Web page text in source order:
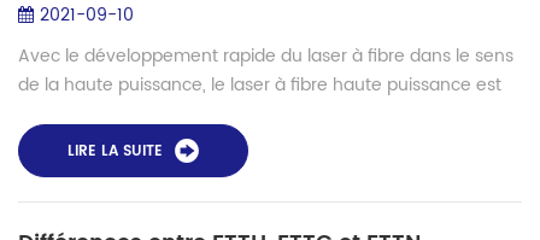
2021-09-10
Avec le développement rapide du laser à fibre dans le sens
de la haute puissance, le laser à fibre haute puissance est
conséquent, de plus en...
LIRE LA SUITE